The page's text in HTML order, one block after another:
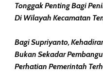
Tonggak Penting Bagi
Di Wilayah Kecamatan
Bagi Supriyanto,
Bukan Sekadar
Perhatian Pemerintah